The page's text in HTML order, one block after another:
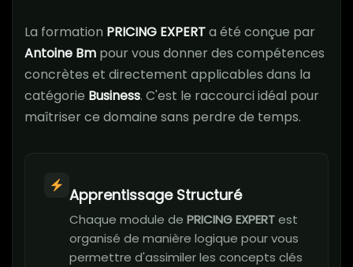
La formation PRICING EXPERTa été conçue par
Antoine Bm pour vous donner des compétences
concrètes et directement applicables dans la
catégorie Business. C'est le raccourci idéal pour
maîtriser ce domaine sans perdre de temps.
Apprentissage Structuré
Chaque module de PRICING EXPERTest
organisé de manière logique pour vous
permettre d'assimiler les concepts clés